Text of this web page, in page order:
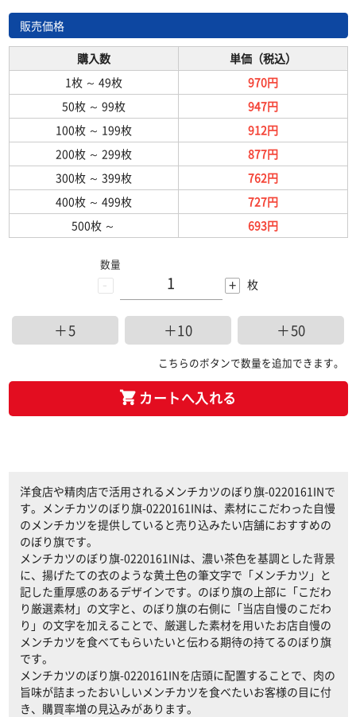
販売価格
購入数
単価（税込）
1枚 ～ 49枚
970円
50枚 ～ 99枚
947円
100枚 ～ 199枚
912円
200枚 ～ 299枚
877円
300枚 ～ 399枚
762円
400枚 ～ 499枚
727円
500枚 ～ 693円
-
数量
+ 枚
＋5 ＋10 ＋50
こちらのボタンで数量を追加できます。
カートへ入れる
洋食店や精肉店で活用されるメンチカツのぼり旗-0220161INで
す。メンチカツのぼり旗-0220161INは、素材にこだわった自慢
のメンチカツを提供していると売り込みたい店舗におすすめの
のぼり旗です。
メンチカツのぼり旗-0220161INは、濃い茶色を基調とした背景
に、揚げたての衣のような黄土色の筆文字で「メンチカツ」と
記した重厚感のあるデザインです。のぼり旗の上部に「こだわ
り厳選素材」の文字と、のぼり旗の右側に「当店自慢のこだわ
り」の文字を加えることで、厳選した素材を用いたお店自慢の
メンチカツを食べてもらいたいと伝わる期待の持てるのぼり旗
です。
メンチカツのぼり旗-0220161INを店頭に配置することで、肉の
旨味が詰まったおいしいメンチカツを食べたいお客様の目に付
き、購買率増の見込みがあります。